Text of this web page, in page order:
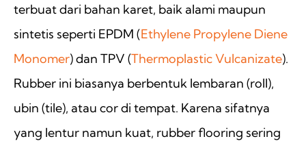
terbuat dari bahan karet, baik alami maupun
sintetis seperti EPDM (Ethylene Propylene Diene
Monomer) dan TPV (Thermoplastic Vulcanizate).
Rubber ini biasanya berbentuk lembaran (roll),
ubin (tile), atau cor di tempat. Karena sifatnya
yang lentur namun kuat, rubber flooring sering